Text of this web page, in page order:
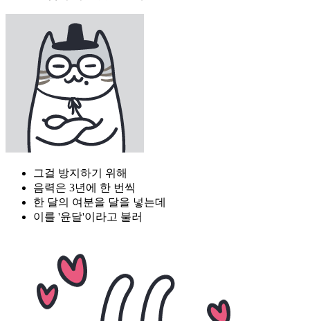
그걸 방지하기 위해
음력은 3년에 한 번씩
한 달의 여분을 달을 넣는데
이를 '윤달'이라고 불러